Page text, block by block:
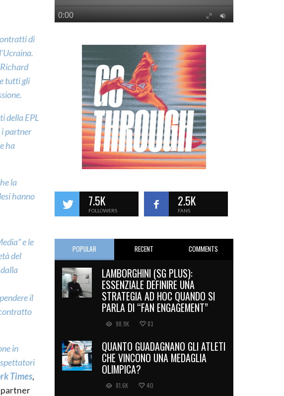
di
tutti gli
della EPL
i partner
ha
la
hanno
e le
del
il
in
Times,
partner
7.5K
FOLLOWERS
2.5K
FANS
POPULAR RECENT COMMENTS
LAMBORGHINI (SG PLUS):
ESSENZIALE DEFINIRE UNA
STRATEGIA AD HOC QUANDO SI
PARLA DI “FAN ENGAGEMENT”
98.9K 83
QUANTO GUADAGNANO GLI ATLETI
CHE VINCONO UNA MEDAGLIA
OLIMPICA?
81.6K 40